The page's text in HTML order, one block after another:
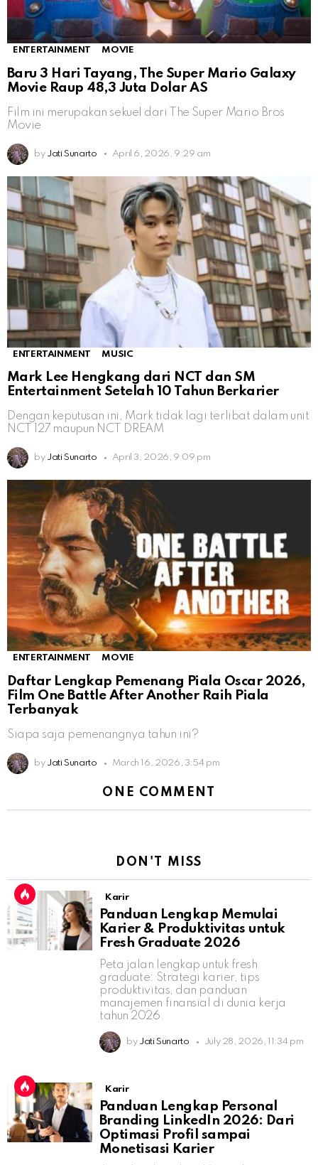
ENTERTAINMENT MOVIE
Baru 3 Hari Tayang, The Super Mario Galaxy
Movie Raup 48,3 Juta Dolar AS
Film ini merupakan sekuel dari The Super Mario Bros
Movie
by Jati Sunarto April 6, 2026, 9:29 am
ENTERTAINMENT MUSIC
Mark Lee Hengkang dari NCT dan SM
Entertainment Setelah 10 Tahun Berkarier
Dengan keputusan ini, Mark tidak lagi terlibat dalam unit
NCT 127 maupun NCT DREAM
by Jati Sunarto April 3, 2026, 9:09 pm
ENTERTAINMENT MOVIE
Daftar Lengkap Pemenang Piala Oscar 2026,
Film One Battle After Another Raih Piala
Terbanyak
Siapa saja pemenangnya tahun ini?
by Jati Sunarto March 16, 2026, 3:54 pm
ONE COMMENT
DON'T MISS
Karir
Panduan Lengkap Memulai
Karier & Produktivitas untuk
Fresh Graduate 2026
Peta jalan lengkap untuk fresh
graduate: Strategi karier, tips
produktivitas, dan panduan
manajemen finansial di dunia kerja
tahun 2026.
by Jati Sunarto July 28, 2026, 11:34 pm
Karir
Panduan Lengkap Personal
Branding LinkedIn 2026: Dari
Optimasi Profil sampai
Monetisasi Karier